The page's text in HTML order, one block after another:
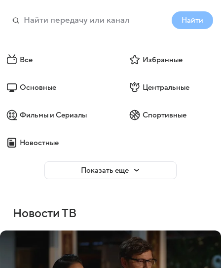
Найти
Все Избранные
Основные Центральные
Фильмы и Сериалы Спортивные
Новостные
Показать еще
Новости ТВ